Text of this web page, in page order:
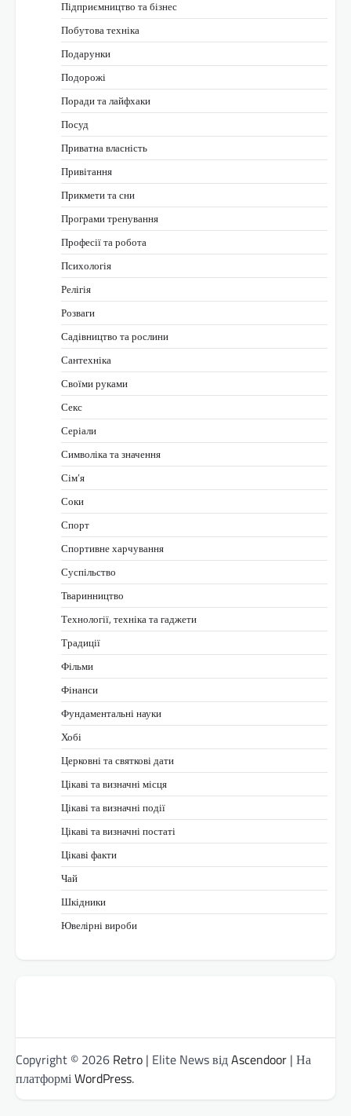
Підприємництво та бізнес
Побутова техніка
Подарунки
Подорожі
Поради та лайфхаки
Посуд
Приватна власність
Привітання
Прикмети та сни
Програми тренування
Професії та робота
Психологія
Релігія
Розваги
Садівництво та рослини
Сантехніка
Своїми руками
Секс
Серіали
Символіка та значення
Сім’я
Соки
Спорт
Спортивне харчування
Суспільство
Тваринництво
Технології, техніка та гаджети
Традиції
Фільми
Фінанси
Фундаментальні науки
Хобі
Церковні та святкові дати
Цікаві та визначні місця
Цікаві та визначні події
Цікаві та визначні постаті
Цікаві факти
Чай
Шкідники
Ювелірні вироби
Copyright © 2026 Retro | Elite News відAscendoor | На
платформіWordPress.